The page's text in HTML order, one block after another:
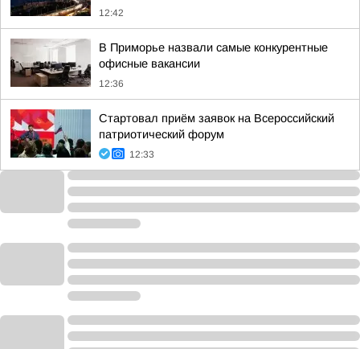
12:42
В Приморье назвали самые конкурентные
офисные вакансии
12:36
Стартовал приём заявок на Всероссийский
патриотический форум
12:33